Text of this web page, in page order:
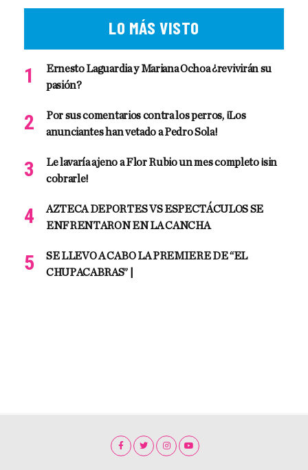
LO MÁS VISTO
Ernesto Laguardia y Mariana Ochoa ¿revivirán su
pasión?
Por sus comentarios contra los perros, ¡Los
anunciantes han vetado a Pedro Sola!
Le lavaría ajeno a Flor Rubio un mes completo ¡sin
cobrarle!
AZTECA DEPORTES VS ESPECTÁCULOS SE
ENFRENTARON EN LA CANCHA
SE LLEVO A CABO LA PREMIERE DE “EL
CHUPACABRAS” |